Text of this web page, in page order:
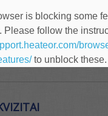
Vilniaus m. savivaldybė,
is blocking some
Please follow the
to unblock these.